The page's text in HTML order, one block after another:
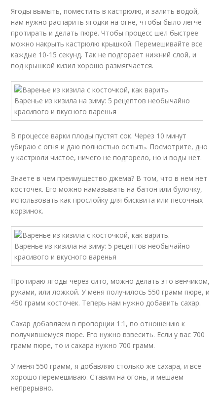
Ягоды вымыть, поместить в кастрюлю, и залить водой,
нам нужно распарить ягодки на огне, чтобы было легче
протирать и делать пюре. Чтобы процесс шел быстрее
можно накрыть кастрюлю крышкой. Перемешивайте все
каждые 10-15 секунд. Так не подгорает нижний слой, и
под крышкой кизил хорошо размягчается.
В процессе варки плоды пустят сок. Через 10 минут
убираю с огня и даю полностью остыть. Посмотрите, дно
у кастрюли чистое, ничего не подгорело, но и воды нет.
Знаете в чем преимущество джема? В том, что в нем нет
косточек. Его можно намазывать на батон или булочку,
использовать как прослойку для бисквита или песочных
корзинок.
Протираю ягоды через сито, можно делать это венчиком,
руками, или ложкой. У меня получилось 550 грамм пюре, и
450 грамм косточек. Теперь нам нужно добавить сахар.
Сахар добавляем в пропорции 1:1, по отношению к
получившемуся пюре. Его нужно взвесить. Если у вас 700
грамм пюре, то и сахара нужно 700 грамм.
У меня 550 грамм, я добавляю столько же сахара, и все
хорошо перемешиваю. Ставим на огонь, и мешаем
непрерывно.